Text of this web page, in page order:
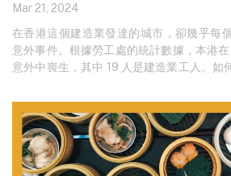
Mar 21, 2024
在香港這個建造業發達的城市，卻幾乎每
意外事件。根據勞工處的統計數據，本港
意外中喪生，其中 19 人是建造業工人。如